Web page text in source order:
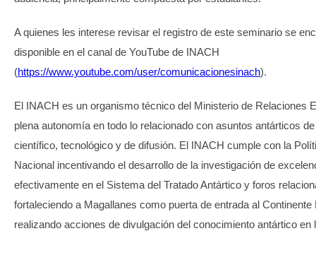
A quienes les interese revisar el registro de este seminario se
disponible en el canal de YouTube de INACH
(https://www.youtube.com/user/comunicacionesinach).
El INACH es un organismo técnico del Ministerio de Relaciones
plena autonomía en todo lo relacionado con asuntos antárticos
científico, tecnológico y de difusión. El INACH cumple con la
Nacional incentivando el desarrollo de la investigación de
efectivamente en el Sistema del Tratado Antártico y foros
fortaleciendo a Magallanes como puerta de entrada al Continente
realizando acciones de divulgación del conocimiento antártico en